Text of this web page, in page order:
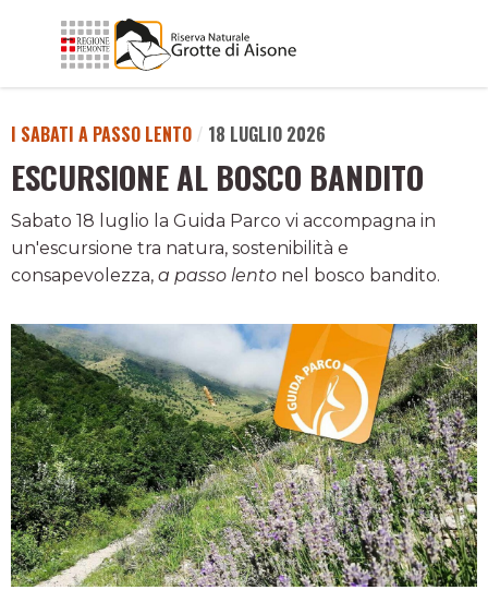
I SABATI A PASSO LENTO / 18 LUGLIO 2026
ESCURSIONE AL BOSCO BANDITO
Sabato 18 luglio la Guida Parco vi accompagna in
un'escursione tra natura, sostenibilità e
consapevolezza, a passo lento nel bosco bandito.